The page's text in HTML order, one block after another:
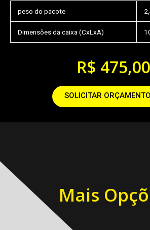
peso do pacote
Dimensões da caixa (CxLxA)
R$ 475,00
SOLICITAR ORÇAMENTO
Mais